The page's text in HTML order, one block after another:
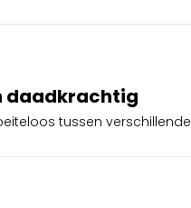
daadkrachtig
tussen